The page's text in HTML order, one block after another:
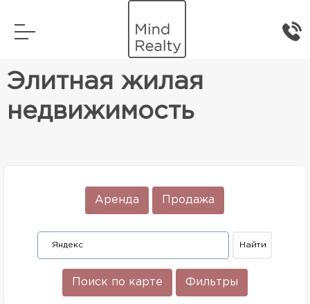
Элитная жилая недвижимость
Элитная жилая
недвижимость
Аренда Продажа
Поиск по карте Фильтры